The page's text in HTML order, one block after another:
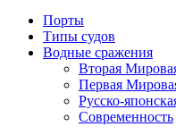
Порты
Типы судов
Водные сражения
Вторая
Первая
Русско-
Современность